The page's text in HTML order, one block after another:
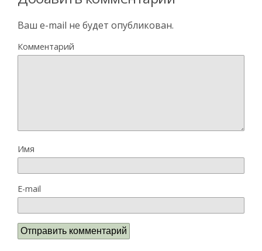
Ваш e-mail не будет опубликован.
Комментарий
Имя
E-mail